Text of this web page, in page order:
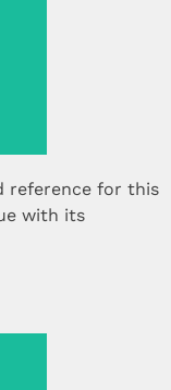
reference for this
with its